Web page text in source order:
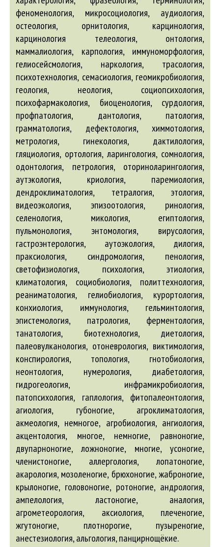
феноменология, микросоциология, аудиология,
остеология, орнитология, карцинология,
карцинология телеология, онтология,
маммалиология, карпология, иммуноморфология,
гелиосейсмология, наркология, трасология,
психотехнология, семасиология, геомикробиология,
геология, неология, социопсихология,
психофармакология, биоценология, сурдология,
профпатология, дантология, патология,
грамматология, дефектология, химмотология,
метрология, гинекология, дактилология,
гляциология, ортология, ларингология, сомнология,
одонтология, петрология, оториноларингология,
аутэкология, криология, паремиология,
дендроклиматология, тетралогия, этология,
видеоэкология, эпизоотология, ринология,
селенология, микология, египтология,
пульмонология, энтомология, вирусология,
гастроэнтерология, аутоэкология, дилогия,
праксиология, синдромология, пенология,
светофизиология, психология, этиология,
климатология, социобиология, политтехнология,
реаниматология, гелиобиология, курортология,
конхиология, иммунология, гельминтология,
эпистемология, патрология, ферментология,
танатология, биотехнология, диетология,
палеовулканология, отоневрология, виктимология,
конспирология, топология, гнотобиология,
неонтология, нумерология, диабетология,
гидрогеология, инфрамикробиология,
патопсихология, гаплология, фитопалеонтология,
агиология, губоногие, агроклиматология,
акмеология, немногое, агробиология, ангиология,
акцентология, многое, немногие, равноногие,
двупарноногие, ложноногие, многие, усоногие,
членистоногие, аллергология, лопатоногие,
акарология, мозоленогие, брюхоногие, жаброногие,
крылоногие, головоногие, ротоногие, андрология,
ампелология, ластоногие, аналогия,
агрометеорология, аксиология, плеченогие,
жгутоногие, плотнорогие, пузыреногие,
анестезиология,альгология, панцирнощёкие.